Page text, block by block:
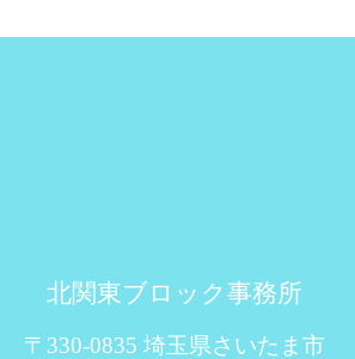
北関東ブロック事務所
〒330-0835 埼玉県さいたま市